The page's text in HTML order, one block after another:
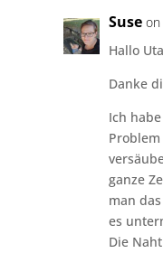
Suse on
Hallo
Danke
Ich
ganze
man
es
Die